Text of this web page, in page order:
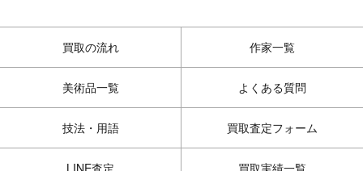
買取の流れ 作家一覧
美術品一覧 よくある質問
技法・用語 買取査定フォーム
LINE査定 買取実績一覧